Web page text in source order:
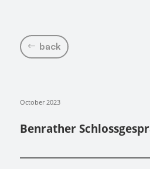
back
October 2023
Benrather